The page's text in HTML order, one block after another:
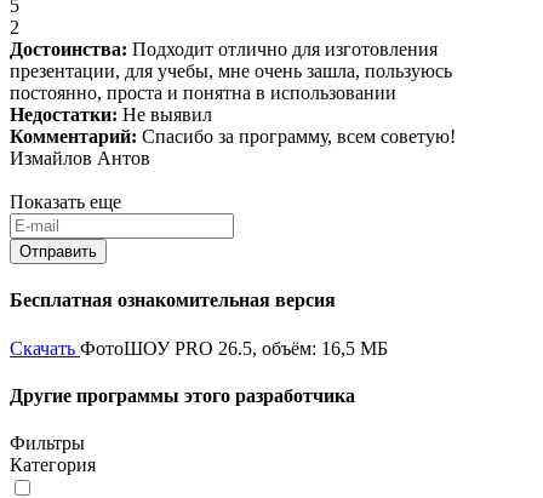
5
2
Достоинства: Подходит отлично для изготовления
презентации, для учебы, мне очень зашла, пользуюсь
постоянно, проста и понятна в использовании
Недостатки: Не выявил
Комментарий: Спасибо за программу, всем советую!
Измайлов Антов
Показать еще
Бесплатная ознакомительная версия
Скачать ФотоШОУ PRO 26.5, объём: 16,5 МБ
Другие программы этого разработчика
Фильтры
Категория